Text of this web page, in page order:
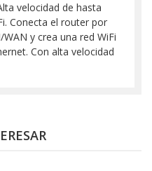
velocidad de hasta
Conecta el router por
y crea una red WiFi
Con alta velocidad